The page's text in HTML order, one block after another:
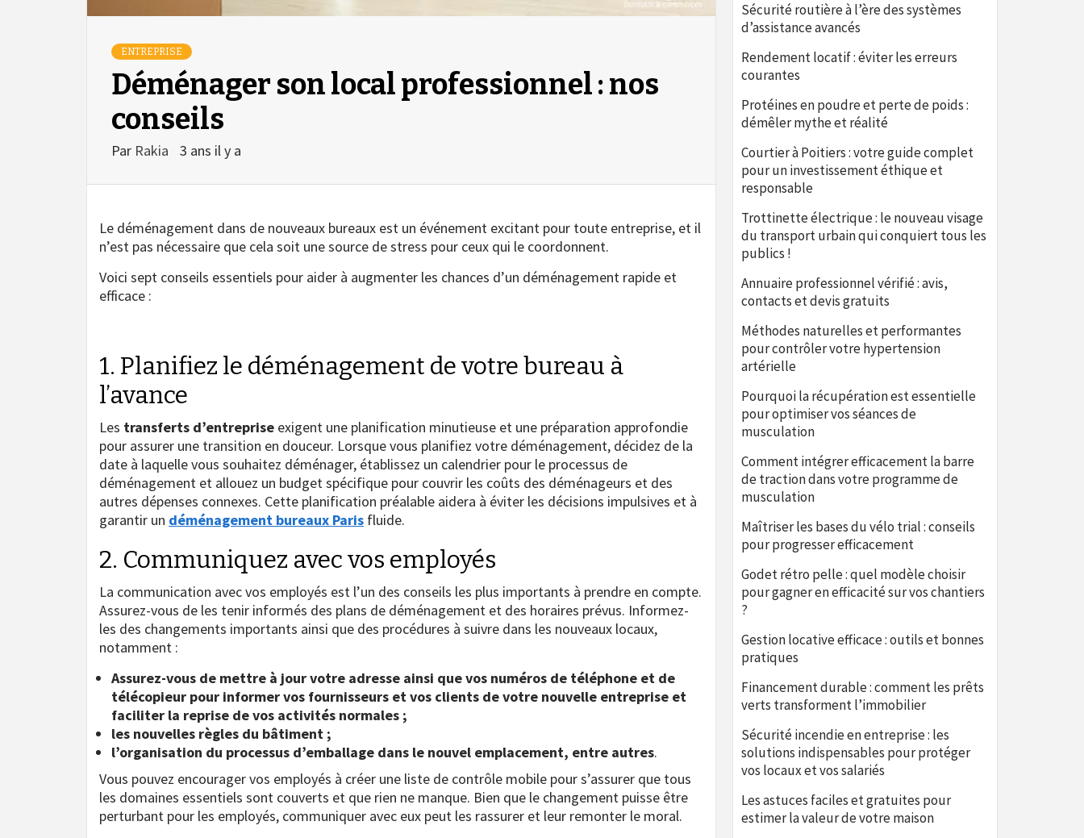
ENTREPRISE
Déménager son local professionnel : nos
conseils
Par Rakia 3 ans il y a
Le déménagement dans de nouveaux bureaux est un événement excitant pour toute entreprise, et il
n’est pas nécessaire que cela soit une source de stress pour ceux qui le coordonnent.
Voici sept conseils essentiels pour aider à augmenter les chances d’un déménagement rapide et
efficace :
1. Planifiez le déménagement de votre bureau à
l’avance
Les transferts d’entreprise exigent une planification minutieuse et une préparation approfondie
pour assurer une transition en douceur. Lorsque vous planifiez votre déménagement, décidez de la
date à laquelle vous souhaitez déménager, établissez un calendrier pour le processus de
déménagement et allouez un budget spécifique pour couvrir les coûts des déménageurs et des
autres dépenses connexes. Cette planification préalable aidera à éviter les décisions impulsives et à
garantir un déménagement bureaux Paris fluide.
2. Communiquez avec vos employés
La communication avec vos employés est l’un des conseils les plus importants à prendre en compte.
Assurez-vous de les tenir informés des plans de déménagement et des horaires prévus. Informez-
les des changements importants ainsi que des procédures à suivre dans les nouveaux locaux,
notamment :
Assurez-vous de mettre à jour votre adresse ainsi que vos numéros de téléphone et de
télécopieur pour informer vos fournisseurs et vos clients de votre nouvelle entreprise et
faciliter la reprise de vos activités normales ;
les nouvelles règles du bâtiment ;
l’organisation du processus d’emballage dans le nouvel emplacement, entre autres.
Vous pouvez encourager vos employés à créer une liste de contrôle mobile pour s’assurer que tous
les domaines essentiels sont couverts et que rien ne manque. Bien que le changement puisse être
perturbant pour les employés, communiquer avec eux peut les rassurer et leur remonter le moral.
Sécurité routière à l’ère des systèmes
d’assistance avancés
Rendement locatif : éviter les erreurs
courantes
Protéines en poudre et perte de poids :
démêler mythe et réalité
Courtier à Poitiers : votre guide complet
pour un investissement éthique et
responsable
Trottinette électrique : le nouveau visage
du transport urbain qui conquiert tous les
publics !
Annuaire professionnel vérifié : avis,
contacts et devis gratuits
Méthodes naturelles et performantes
pour contrôler votre hypertension
artérielle
Pourquoi la récupération est essentielle
pour optimiser vos séances de
musculation
Comment intégrer efficacement la barre
de traction dans votre programme de
musculation
Maîtriser les bases du vélo trial : conseils
pour progresser efficacement
Godet rétro pelle : quel modèle choisir
pour gagner en efficacité sur vos chantiers
?
Gestion locative efficace : outils et bonnes
pratiques
Financement durable : comment les prêts
verts transforment l’immobilier
Sécurité incendie en entreprise : les
solutions indispensables pour protéger
vos locaux et vos salariés
Les astuces faciles et gratuites pour
estimer la valeur de votre maison